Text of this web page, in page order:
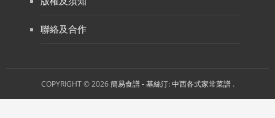
聯絡及合作
COPYRIGHT © 2026簡易食譜 - 基絲汀: 中西各式家常菜譜 .